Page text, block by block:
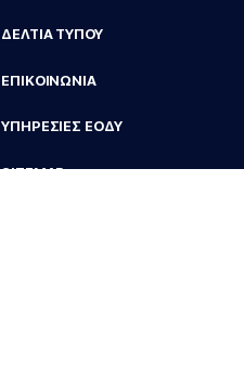
ΔΕΛΤΙΑ ΤΥΠΟΥ
ΕΠΙΚΟΙΝΩΝΙΑ
ΥΠΗΡΕΣΙΕΣ ΕΟΔΥ
SITEMAP